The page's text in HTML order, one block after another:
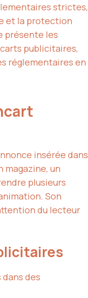
strictes,
et la protection
présente les
publicitaires,
réglementaires en
insérée dans
magazine, un
plusieurs
Son
du lecteur
dans des